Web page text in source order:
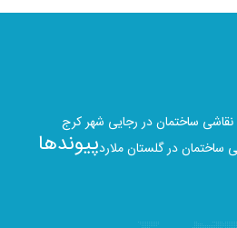
نقاشی ساختمان در رجایی شهر کرج
ساختمان در گلستان ملاردپیوندها